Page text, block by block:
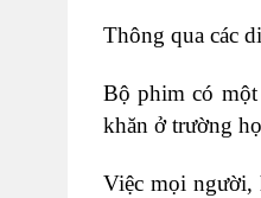
Thông qua các
Bộ phim có một
khăn ở trường
Việc mọi người,